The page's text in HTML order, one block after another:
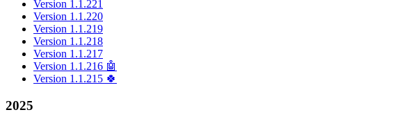
Version 1.1.221
Version 1.1.220
Version 1.1.219
Version 1.1.218
Version 1.1.217
Version 1.1.216 🤖
Version 1.1.215 🍀
2025